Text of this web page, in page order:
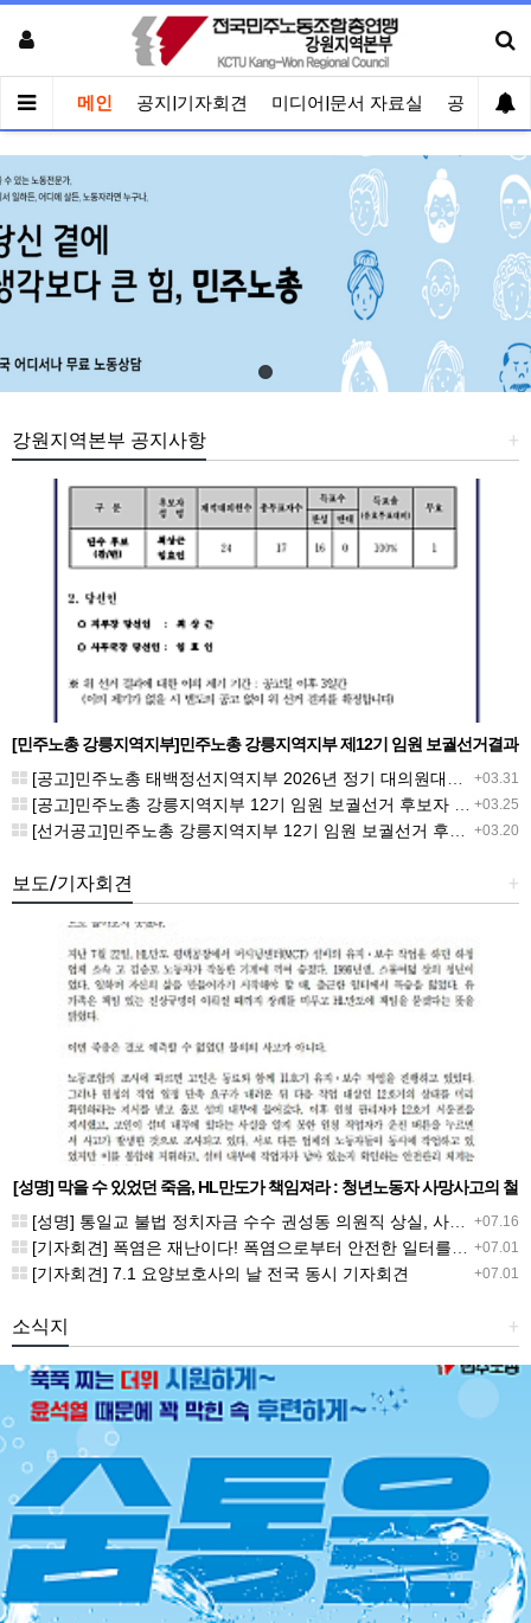
메인 공지|기자회견 미디어|문서 자료실 공유게시
+
강원지역본부 공지사항
[민주노총 강릉지역지부]민주노총 강릉지역지부 제12기 임원 보궐선거결과
공고
+03.31
[공고]민주노총 태백정선지역지부 2026년 정기 대의원대회 재소집 건
+03.25
[공고]민주노총 강릉지역지부 12기 임원 보궐선거 후보자 확정 공고
+03.20
[선거공고]민주노총 강릉지역지부 12기 임원 보궐선거 후보 등록 기간 연장 공고
+
보도/기자회견
[성명] 막을 수 있었던 죽음, HL만도가 책임져라 : 청년노동자 사망사고의 철
저한 진상규명과 재발방지 대책 마련하라
+07.16
[성명] 통일교 불법 정치자금 수수 권성동 의원직 상실, 사필귀정이다
+07.01
[기자회견] 폭염은 재난이다! 폭염으로부터 안전한 일터를 위한 민주노총 강원지역본부 폭염감시단 선포 기자회견
+07.01
[기자회견] 7.1 요양보호사의 날 전국 동시 기자회견
+
소식지